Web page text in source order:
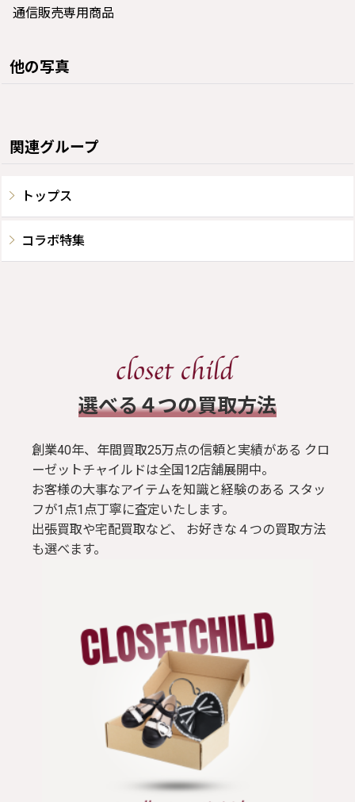
通信販売専用商品
他の写真
関連グループ
トップス
コラボ特集
​選べる４つの買取方法
創業40年、年間買取25万点の信頼と実績がある クロ
ーゼットチャイルドは全国12店舗展開中。
お客様の大事なアイテムを知識と経験のある スタッ
フが1点1点丁寧に査定いたします。
出張買取や宅配買取など、 お好きな４つの買取方法
も選べます。